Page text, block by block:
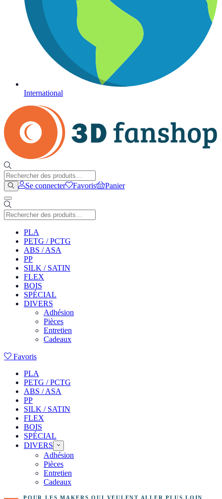
International
Se connecter Favoris Panier
PLA
PETG / PCTG
ABS / ASA
PP
SILK / SATIN
FLEX
BOIS
SPÉCIAL
DIVERS
Adhésion
Pièces
Entretien
Cadeaux
Favoris
PLA
PETG / PCTG
ABS / ASA
PP
SILK / SATIN
FLEX
BOIS
SPÉCIAL
DIVERS
Adhésion
Pièces
Entretien
Cadeaux
POUR LES MAKERS QUI VEULENT ALLER PLUS LOIN